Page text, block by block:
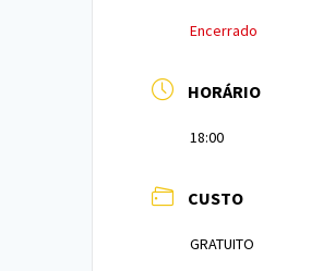
Encerrado
HORÁRIO
18:00
CUSTO
GRATUITO